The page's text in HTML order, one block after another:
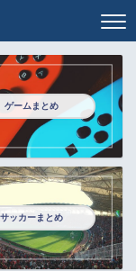
ゲームまとめ
サッカーまとめ